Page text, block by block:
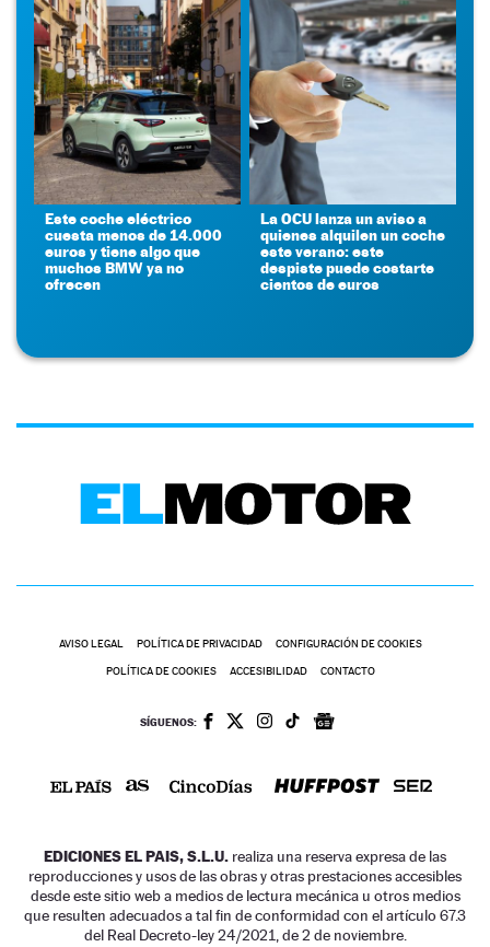
Este coche eléctrico
cuesta menos de 14.000
euros y tiene algo que
muchos BMW ya no
ofrecen
La OCU lanza un aviso a
quienes alquilen un coche
este verano: este
despiste puede costarte
cientos de euros
AVISO LEGAL POLÍTICA DE PRIVACIDAD CONFIGURACIÓN DE COOKIES
POLÍTICA DE COOKIES ACCESIBILIDAD CONTACTO
SÍGUENOS:
EDICIONES EL PAIS, S.L.U. realiza una reserva expresa de las
reproducciones y usos de las obras y otras prestaciones accesibles
desde este sitio web a medios de lectura mecánica u otros medios
que resulten adecuados a tal fin de conformidad con el artículo 67.3
del Real Decreto-ley 24/2021, de 2 de noviembre.